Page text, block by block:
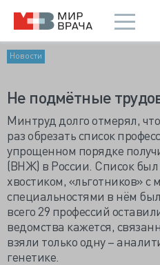
Новости
Не подмётные
Минтруд долго отмерял,
раз обрезать список
упрощенном порядке
(ВНЖ) в России. Список
хвостиком, «льготников»
специальностями в нём
всего 29 профессий
ведомства кажется,
взяли только одну –
генетике.